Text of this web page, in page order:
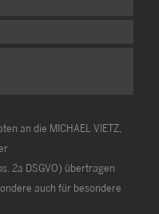
an die MICHAEL VIETZ,
2a DSGVO) übertragen
auch für besondere